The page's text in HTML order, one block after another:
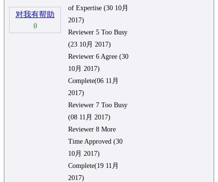
对我有帮助
0
of Expertise (30 10月
2017)
Reviewer 5 Too Busy
(23 10月 2017)
Reviewer 6 Agree (30
10月 2017)
Complete(06 11月
2017)
Reviewer 7 Too Busy
(08 11月 2017)
Reviewer 8 More
Time Approved (30
10月 2017)
Complete(19 11月
2017)